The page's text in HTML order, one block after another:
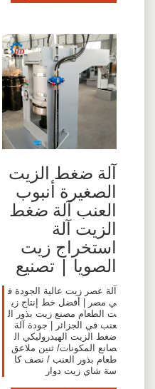
آلة ضغط الزيت
الصغيرة أنبوب
العنب آلة ضغط
الزيت آلة
استخراج زيت
الصويا | تصنيع
آلة عصر زيت عالية الجودة ف
ي مصر | أفضل خط إنتاج زي
ت الطعام مصنع زيت بذور ال
عنب في الجزائر | جودة آلة
ضغط الزيت الهيدروليكي ال
صانع المكونات/ ثنين ملاعق
طعام بذور العنب / نصف كا
سة شاي زيت دوار